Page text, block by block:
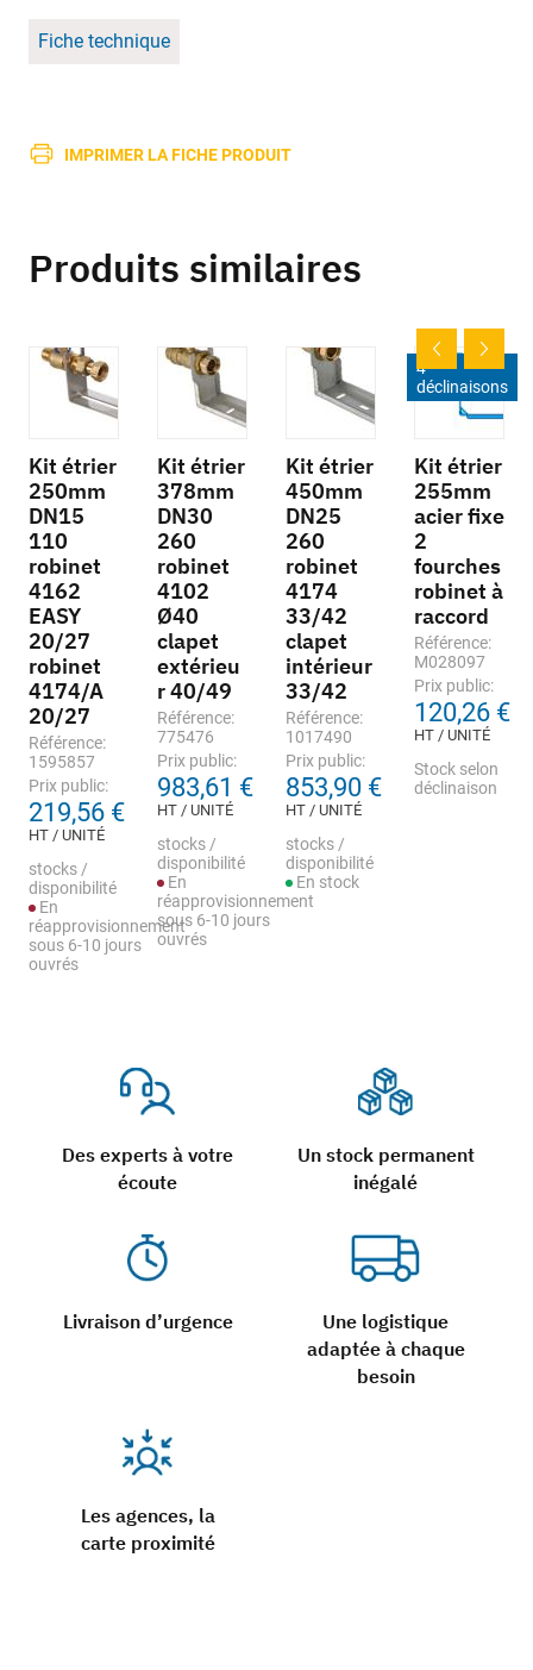
Fiche technique
IMPRIMER LA FICHE PRODUIT
Des experts à votre
écoute
Un stock permanent
inégalé
Livraison d’urgence
Une logistique
adaptée à chaque
besoin
Les agences, la
carte proximité
Produits similaires
Kit étrier
250mm
DN15
110
robinet
4162
EASY
20/27
robinet
4174/A
20/27
Référence:
1595857
Prix public:
219,56 €
HT / UNITÉ
stocks /
disponibilité
En
réapprovisionnement
sous 6-10 jours
ouvrés
Kit étrier
378mm
DN30
260
robinet
4102
Ø40
clapet
extérieu
r 40/49
Référence:
775476
Prix public:
983,61 €
HT / UNITÉ
stocks /
disponibilité
En
réapprovisionnement
sous 6-10 jours
ouvrés
Kit étrier
450mm
DN25
260
robinet
4174
33/42
clapet
intérieur
33/42
Référence:
1017490
Prix public:
853,90 €
HT / UNITÉ
stocks /
disponibilité
En stock
4
déclinaisons
Kit étrier
255mm
acier fixe
2
fourches
robinet à
raccord
Référence:
M028097
Prix public:
120,26 €
HT / UNITÉ
Stock selon
déclinaison